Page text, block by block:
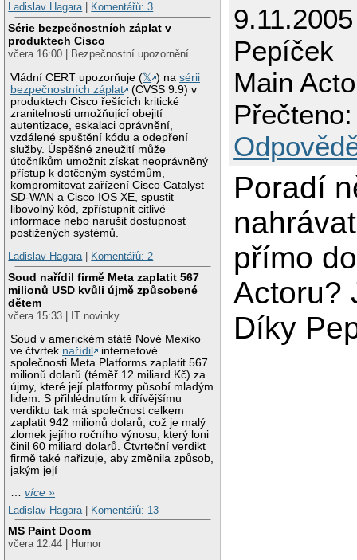
Ladislav Hagara| Komentářů: 3
Série bezpečnostních záplat v
produktech Cisco
včera 16:00 | Bezpečnostní upozornění
Vládní CERT upozorňuje (𝕏 ) nasérii
bezpečnostních záplat
(CVSS 9.9) v
produktech Cisco řešících kritické
zranitelnosti umožňující obejití
autentizace, eskalaci oprávnění,
vzdálené spuštění kódu a odepření
služby. Úspěšné zneužití může
útočníkům umožnit získat neoprávněný
přístup k dotčeným systémům,
kompromitovat zařízení Cisco Catalyst
SD-WAN a Cisco IOS XE, spustit
libovolný kód, zpřístupnit citlivé
informace nebo narušit dostupnost
postižených systémů.
Ladislav Hagara| Komentářů: 2
Soud nařídil firmě Meta zaplatit 567
milionů USD kvůli újmě způsobené
dětem
včera 15:33 | IT novinky
Soud v americkém státě Nové Mexiko
ve čtvrtek nařídil
internetové
společnosti Meta Platforms zaplatit 567
milionů dolarů (téměř 12 miliard Kč) za
újmy, které její platformy působí mladým
lidem. S přihlédnutím k dřívějšímu
verdiktu tak má společnost celkem
zaplatit 942 milionů dolarů, což je malý
zlomek jejího ročního výnosu, který loni
činil 60 miliard dolarů. Čtvrteční verdikt
firmě také nařizuje, aby změnila způsob,
jakým její
…více »
Ladislav Hagara
Komentářů: 13
MS Paint Doom
včera 12:44 | Humor
Pepíček
Main
Poradí
přímo
Actoru?
Díky